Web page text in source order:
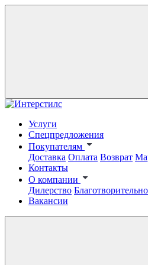
Услуги
Спецпредложения
Покупателям
Доставка Оплата Возврат
Контакты
О компании
Дилерство
Вакансии